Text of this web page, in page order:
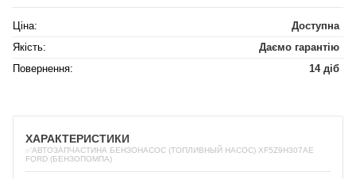
Ціна:
Доступна
Якість:
Даємо гарантію
Повернення:
14 діб
ХАРАКТЕРИСТИКИ
✅АВТОЗАПЧАСТИНА БЕНЗОНАСОС (ТОПЛИВНЫЙ НАСОС) XF5Z9H307AE
FORD (БЕНЗОПОМПА)